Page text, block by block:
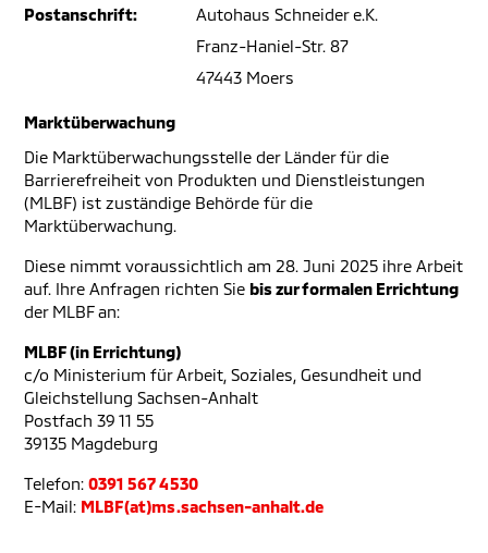
Postanschrift:
Autohaus Schneider e.K.
Franz-Haniel-Str. 87
47443 Moers
Marktüberwachung
Die Marktüberwachungsstelle der Länder für die
Barrierefreiheit von Produkten und Dienstleistungen
(MLBF) ist zuständige Behörde für die
Marktüberwachung.
Diese nimmt voraussichtlich am 28. Juni 2025 ihre Arbeit
auf. Ihre Anfragen richten Sie bis zur formalen Errichtung
der MLBF an:
MLBF (in Errichtung)
c/o Ministerium für Arbeit, Soziales, Gesundheit und
Gleichstellung Sachsen-Anhalt
Postfach 39 11 55
39135 Magdeburg
Telefon: 0391 567 4530
E-Mail: MLBF(at)ms.sachsen-anhalt.de